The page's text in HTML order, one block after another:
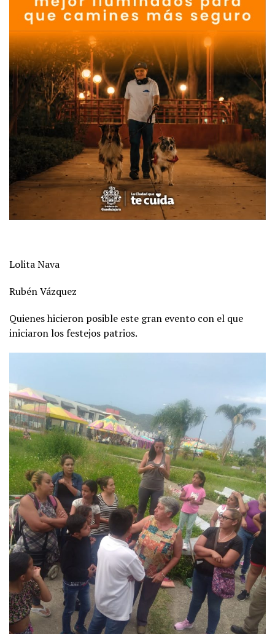
Lolita Nava
Rubén Vázquez
Quienes hicieron posible este gran evento con el que
iniciaron los festejos patrios.